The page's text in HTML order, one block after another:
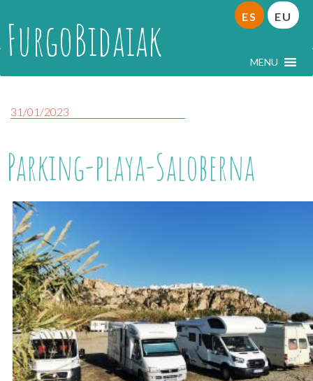
FurgoBidaiak MENU
ES EU
31/01/2023
Parking-playa-Saloberna